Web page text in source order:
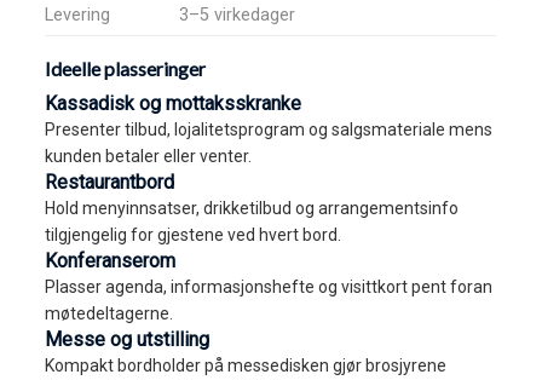
Levering
3–5 virkedager
Ideelle plasseringer
Kassadisk og mottaksskranke
Presenter tilbud, lojalitetsprogram og salgsmateriale mens
kunden betaler eller venter.
Restaurantbord
Hold menyinnsatser, drikketilbud og arrangementsinfo
tilgjengelig for gjestene ved hvert bord.
Konferanserom
Plasser agenda, informasjonshefte og visittkort pent foran
møtedeltagerne.
Messe og utstilling
Kompakt bordholder på messedisken gjør brosjyrene